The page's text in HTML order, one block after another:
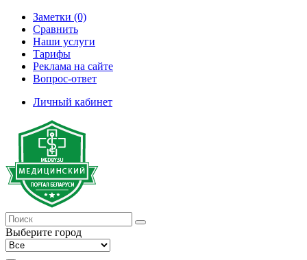
Заметки (0)
Сравнить
Наши услуги
Тарифы
Реклама на сайте
Вопрос-ответ
Личный кабинет
Выберите город